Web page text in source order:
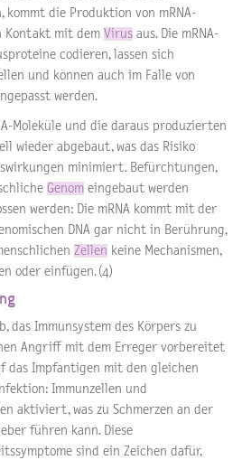
die Produktion von mRNA-
Kontakt mit dem Virus aus. Die mRNA-
codieren, lassen sich
und können auch im Falle von
werden.
Moleküle und die daraus produzierten
wieder abgebaut, was das Risiko
minimiert. Befürchtungen,
Genom eingebaut werden
werden: Die mRNA kommt mit der
DNA gar nicht in Berührung,
Zellen keine Mechanismen,
oder einfügen. (4)
das Immunsystem des Körpers zu
Angriff mit dem Erreger vorbereitet
das Impfantigen mit den gleichen
Immunzellen und
aktiviert, was zu Schmerzen an der
führen kann. Diese
sind ein Zeichen dafür,